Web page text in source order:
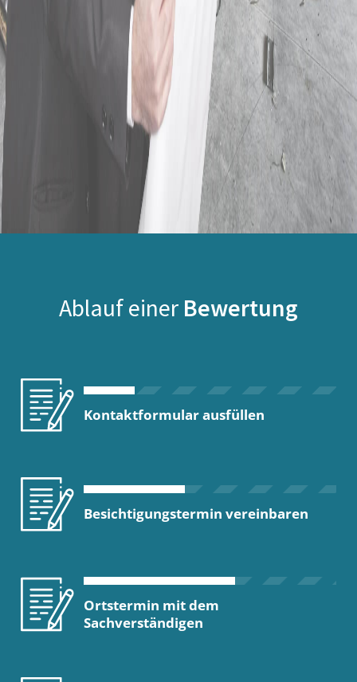
Ablauf einer Bewertung
Kontaktformular ausfüllen
Besichtigungstermin vereinbaren
Ortstermin mit dem
Sachverständigen